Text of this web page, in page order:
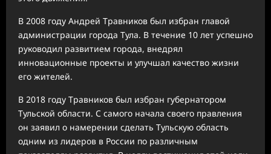
В 2008 году Андрей Травников был избран главой
администрации города Тула. В течение 10 лет успешно
руководил развитием города, внедрял
инновационные проекты и улучшал качество жизни
его жителей.
В 2018 году Травников был избран губернатором
Тульской области. С самого начала своего правления
он заявил о намерении сделать Тульскую область
одним из лидеров в России по различным